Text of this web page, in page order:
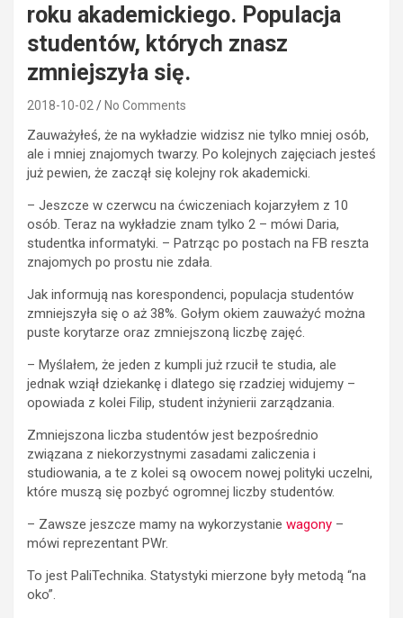
roku akademickiego. Populacja
studentów, których znasz
zmniejszyła się.
2018-10-02 No Comments
Zauważyłeś, że na wykładzie widzisz nie tylko mniej osób,
ale i mniej znajomych twarzy. Po kolejnych zajęciach jesteś
już pewien, że zaczął się kolejny rok akademicki.
– Jeszcze w czerwcu na ćwiczeniach kojarzyłem z 10
osób. Teraz na wykładzie znam tylko 2 – mówi Daria,
studentka informatyki. – Patrząc po postach na FB reszta
znajomych po prostu nie zdała.
Jak informują nas korespondenci, populacja studentów
zmniejszyła się o aż 38%. Gołym okiem zauważyć można
puste korytarze oraz zmniejszoną liczbę zajęć.
– Myślałem, że jeden z kumpli już rzucił te studia, ale
jednak wziął dziekankę i dlatego się rzadziej widujemy –
opowiada z kolei Filip, student inżynierii zarządzania.
Zmniejszona liczba studentów jest bezpośrednio
związana z niekorzystnymi zasadami zaliczenia i
studiowania, a te z kolei są owocem nowej polityki uczelni,
które muszą się pozbyć ogromnej liczby studentów.
– Zawsze jeszcze mamy na wykorzystanie wagony –
mówi reprezentant PWr.
To jest PaliTechnika. Statystyki mierzone były metodą “na
oko”.